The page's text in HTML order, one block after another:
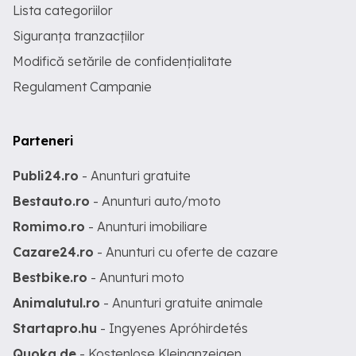
Lista categoriilor
Siguranța tranzacțiilor
Modifică setările de confidențialitate
Regulament Campanie
Parteneri
Publi24.ro - Anunturi gratuite
Bestauto.ro - Anunturi auto/moto
Romimo.ro - Anunturi imobiliare
Cazare24.ro - Anunturi cu oferte de cazare
Bestbike.ro - Anunturi moto
Animalutul.ro - Anunturi gratuite animale
Startapro.hu - Ingyenes Apróhirdetés